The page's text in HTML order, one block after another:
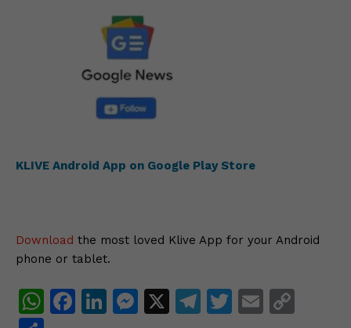
KLIVE Android App on Google Play Store
Download the most loved Klive App for your Android
phone or tablet.
W F
Li
M
X
T
T
E